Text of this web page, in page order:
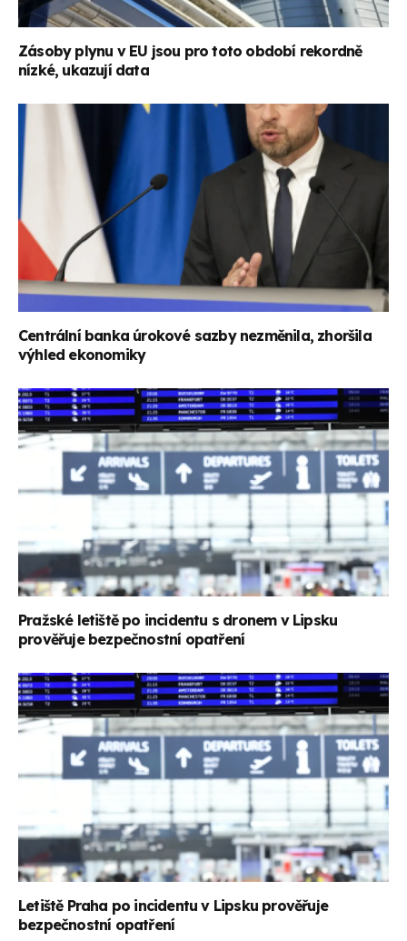
Zásoby plynu v EU jsou pro toto období rekordně
nízké, ukazují data
Centrální banka úrokové sazby nezměnila, zhoršila
výhled ekonomiky
Pražské letiště po incidentu s dronem v Lipsku
prověřuje bezpečnostní opatření
Letiště Praha po incidentu v Lipsku prověřuje
bezpečnostní opatření